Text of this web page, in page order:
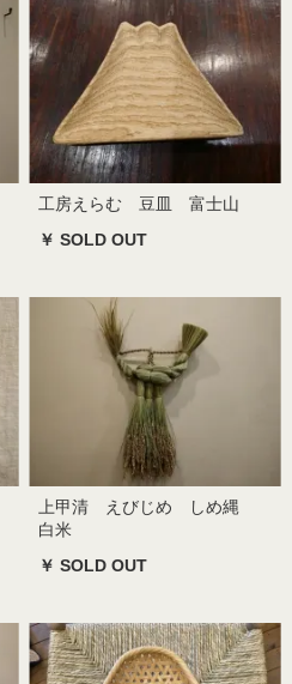
工房えらむ 豆皿 富士山
￥ SOLD OUT
上甲清 えびじめ しめ縄
白米
￥ SOLD OUT